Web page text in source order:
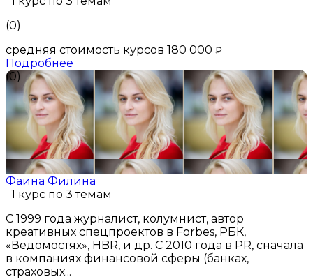
(0)
средняя стоимость курсов 180 000 ₽
Подробнее
(0)
Фаина Филина
1 курс по 3 темам
С 1999 года журналист, колумнист, автор
креативных спецпроектов в Forbes, РБК,
«Ведомостях», HBR, и др. С 2010 года в PR, сначала
в компаниях финансовой сферы (банках,
страховых...